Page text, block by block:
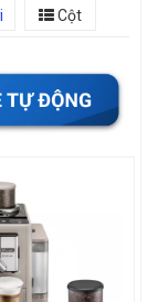
Cột